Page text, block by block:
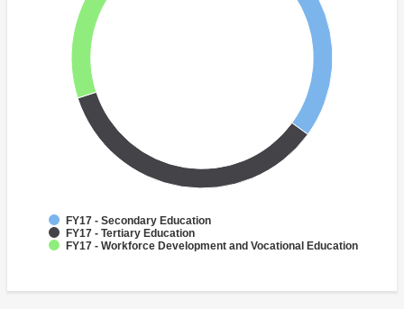
FY17 - Secondary Education
FY17 - Tertiary Education
FY17 - Workforce Development and Vocational Education